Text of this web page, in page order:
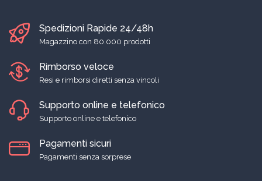
Spedizioni Rapide 24/48h
Magazzino con 80.000 prodotti
Rimborso veloce
Resi e rimborsi diretti senza vincoli
Supporto online e telefonico
Supporto online e telefonico
Pagamenti sicuri
Pagamenti senza sorprese